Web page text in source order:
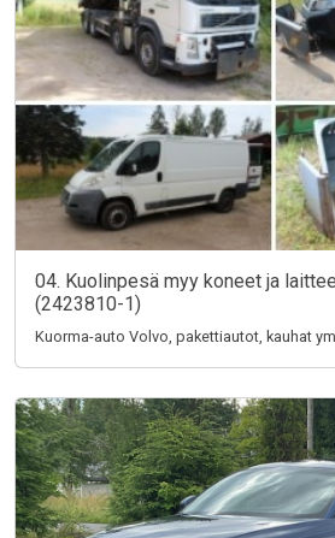
04. Kuolinpesä myy koneet ja
(2423810-1)
Kuorma-auto Volvo, pakettiautot, kauhat